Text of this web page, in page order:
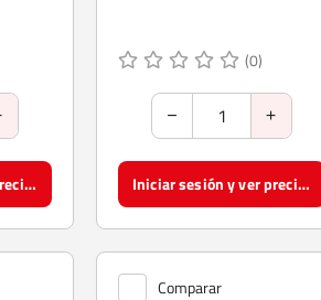
Iniciar sesión y ver precios
(0)
Iniciar sesión y ver precios
Comparar